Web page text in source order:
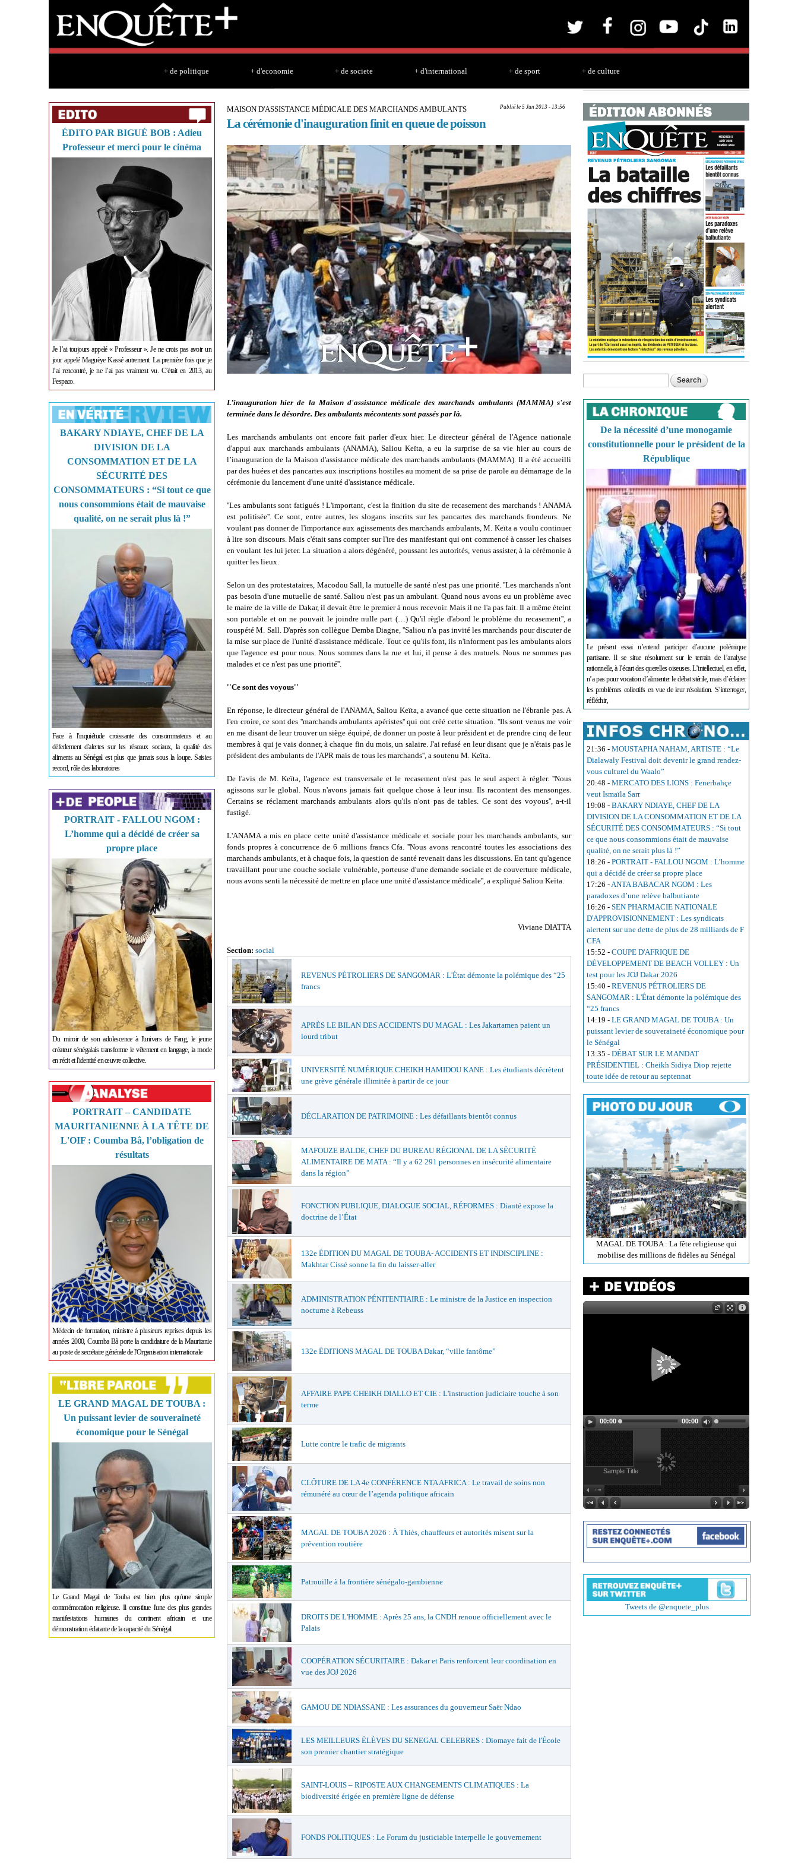
+ de politique + d'economie + de societe + d'international + de sport + de culture
ÉDITO PAR BIGUÉ BOB : Adieu
Professeur et merci pour le cinéma
Je l’ai toujours appelé « Professeur ». Je ne crois pas avoir un
jour appelé Maguèye Kassé autrement. La première fois que je
l’ai rencontré, je ne l’ai pas vraiment vu. C’était en 2013, au
Fespaco.
BAKARY NDIAYE, CHEF DE LA
DIVISION DE LA
CONSOMMATION ET DE LA
SÉCURITÉ DES
CONSOMMATEURS : “Si tout ce que
nous consommions était de mauvaise
qualité, on ne serait plus là !”
Face à l'inquiétude croissante des consommateurs et au
déferlement d'alertes sur les réseaux sociaux, la qualité des
aliments au Sénégal est plus que jamais sous la loupe. Saisies
record, rôle des laboratoires
PORTRAIT - FALLOU NGOM :
L’homme qui a décidé de créer sa
propre place
Du miroir de son adolescence à l'univers de Fang, le jeune
créateur sénégalais transforme le vêtement en langage, la mode
en récit et l'identité en œuvre collective.
PORTRAIT – CANDIDATE
MAURITANIENNE À LA TÊTE DE
L'OIF : Coumba Bâ, l’obligation de
résultats
Médecin de formation, ministre à plusieurs reprises depuis les
années 2000, Coumba Bâ porte la candidature de la Mauritanie
au poste de secrétaire générale de l'Organisation internationale
LE GRAND MAGAL DE TOUBA :
Un puissant levier de souveraineté
économique pour le Sénégal
Le Grand Magal de Touba est bien plus qu'une simple
commémoration religieuse. Il constitue l'une des plus grandes
manifestations humaines du continent africain et une
démonstration éclatante de la capacité du Sénégal
Publié le 5 Jun 2013 - 13:56
MAISON D'ASSISTANCE MÉDICALE DES MARCHANDS AMBULANTS
La cérémonie d'inauguration finit en queue de poisson
L’inauguration hier de la Maison d'assistance médicale des marchands ambulants (MAMMA) s'est
terminée dans le désordre. Des ambulants mécontents sont passés par là.
Les marchands ambulants ont encore fait parler d'eux hier. Le directeur général de l'Agence nationale
d'appui aux marchands ambulants (ANAMA), Saliou Keïta, a eu la surprise de sa vie hier au cours de
l’inauguration de la Maison d'assistance médicale des marchands ambulants (MAMMA). Il a été accueilli
par des huées et des pancartes aux inscriptions hostiles au moment de sa prise de parole au démarrage de la
cérémonie du lancement d'une unité d'assistance médicale.
''Les ambulants sont fatigués ! L'important, c'est la finition du site de recasement des marchands ! ANAMA
est politisée''. Ce sont, entre autres, les slogans inscrits sur les pancartes des marchands frondeurs. Ne
voulant pas donner de l'importance aux agissements des marchands ambulants, M. Keïta a voulu continuer
à lire son discours. Mais c'était sans compter sur l'ire des manifestant qui ont commencé à casser les chaises
en voulant les lui jeter. La situation a alors dégénéré, poussant les autorités, venus assister, à la cérémonie à
quitter les lieux.
Selon un des protestataires, Macodou Sall, la mutuelle de santé n'est pas une priorité. ''Les marchands n'ont
pas besoin d'une mutuelle de santé. Saliou n'est pas un ambulant. Quand nous avons eu un problème avec
le maire de la ville de Dakar, il devait être le premier à nous recevoir. Mais il ne l'a pas fait. Il a même éteint
son portable et on ne pouvait le joindre nulle part (…) Qu'il règle d'abord le problème du recasement'', a
rouspété M. Sall. D'après son collègue Demba Diagne, ''Saliou n'a pas invité les marchands pour discuter de
la mise sur place de l'unité d'assistance médicale. Tout ce qu'ils font, ils n'informent pas les ambulants alors
que l'agence est pour nous. Nous sommes dans la rue et lui, il pense à des mutuels. Nous ne sommes pas
malades et ce n'est pas une priorité''.
''Ce sont des voyous''
En réponse, le directeur général de l'ANAMA, Saliou Keïta, a avancé que cette situation ne l'ébranle pas. A
l'en croire, ce sont des ''marchands ambulants apéristes'' qui ont créé cette situation. ''Ils sont venus me voir
en me disant de leur trouver un siège équipé, de donner un poste à leur président et de prendre cinq de leur
membres à qui je vais donner, à chaque fin du mois, un salaire. J'ai refusé en leur disant que je n'étais pas le
président des ambulants de l'APR mais de tous les marchands'', a soutenu M. Keïta.
De l'avis de M. Keïta, l'agence est transversale et le recasement n'est pas le seul aspect à régler. ''Nous
agissons sur le global. Nous n'avons jamais fait quelque chose à leur insu. Ils racontent des mensonges.
Certains se réclament marchands ambulants alors qu'ils n'ont pas de tables. Ce sont des voyous'', a-t-il
fustigé.
L'ANAMA a mis en place cette unité d'assistance médicale et sociale pour les marchands ambulants, sur
fonds propres à concurrence de 6 millions francs Cfa. ''Nous avons rencontré toutes les associations des
marchands ambulants, et à chaque fois, la question de santé revenait dans les discussions. En tant qu'agence
travaillant pour une couche sociale vulnérable, porteuse d'une demande sociale et de couverture médicale,
nous avons senti la nécessité de mettre en place une unité d'assistance médicale'', a expliqué Saliou Keïta.
Viviane DIATTA
Section: social
REVENUS PÉTROLIERS DE SANGOMAR : L'État démonte la polémique des “25
francs
APRÈS LE BILAN DES ACCIDENTS DU MAGAL : Les Jakartamen paient un
lourd tribut
UNIVERSITÉ NUMÉRIQUE CHEIKH HAMIDOU KANE : Les étudiants décrètent
une grève générale illimitée à partir de ce jour
DÉCLARATION DE PATRIMOINE : Les défaillants bientôt connus
MAFOUZE BALDE, CHEF DU BUREAU RÉGIONAL DE LA SÉCURITÉ
ALIMENTAIRE DE MATA : “Il y a 62 291 personnes en insécurité alimentaire
dans la région”
FONCTION PUBLIQUE, DIALOGUE SOCIAL, RÉFORMES : Dianté expose la
doctrine de l’État
132e ÉDITION DU MAGAL DE TOUBA- ACCIDENTS ET INDISCIPLINE :
Makhtar Cissé sonne la fin du laisser-aller
ADMINISTRATION PÉNITENTIAIRE : Le ministre de la Justice en inspection
nocturne à Rebeuss
132e ÉDITIONS MAGAL DE TOUBA Dakar, “ville fantôme”
AFFAIRE PAPE CHEIKH DIALLO ET CIE : L'instruction judiciaire touche à son
terme
Lutte contre le trafic de migrants
CLÔTURE DE LA 4e CONFÉRENCE NTA AFRICA : Le travail de soins non
rémunéré au cœur de l’agenda politique africain
MAGAL DE TOUBA 2026 : À Thiès, chauffeurs et autorités misent sur la
prévention routière
Patrouille à la frontière sénégalo-gambienne
DROITS DE L'HOMME : Après 25 ans, la CNDH renoue officiellement avec le
Palais
COOPÉRATION SÉCURITAIRE : Dakar et Paris renforcent leur coordination en
vue des JOJ 2026
GAMOU DE NDIASSANE : Les assurances du gouverneur Saër Ndao
LES MEILLEURS ÉLÈVES DU SENEGAL CELEBRES : Diomaye fait de l'École
son premier chantier stratégique
SAINT-LOUIS – RIPOSTE AUX CHANGEMENTS CLIMATIQUES : La
biodiversité érigée en première ligne de défense
FONDS POLITIQUES : Le Forum du justiciable interpelle le gouvernement
Search form
De la nécessité d’une monogamie
constitutionnelle pour le président de la
République
Le présent essai n’entend participer d’aucune polémique
partisane. Il se situe résolument sur le terrain de l’analyse
rationnelle, à l’écart des querelles oiseuses. L’intellectuel, en effet,
n’a pas pour vocation d’alimenter le débat stérile, mais d’éclairer
les problèmes collectifs en vue de leur résolution. S’interroger,
réfléchir,
21:36 - MOUSTAPHA NAHAM, ARTISTE : “Le
Dialawaly Festival doit devenir le grand rendez-
vous culturel du Waalo”
20:48 - MERCATO DES LIONS : Fenerbahçe
veut Ismaïla Sarr
19:08 - BAKARY NDIAYE, CHEF DE LA
DIVISION DE LA CONSOMMATION ET DE LA
SÉCURITÉ DES CONSOMMATEURS : “Si tout
ce que nous consommions était de mauvaise
qualité, on ne serait plus là !”
18:26 - PORTRAIT - FALLOU NGOM : L’homme
qui a décidé de créer sa propre place
17:26 -ANTA BABACAR NGOM : Les
paradoxes d’une relève balbutiante
16:26 - SEN PHARMACIE NATIONALE
D'APPROVISIONNEMENT : Les syndicats
alertent sur une dette de plus de 28 milliards de F
CFA
15:52 - COUPE D'AFRIQUE DE
DÉVELOPPEMENT DE BEACH VOLLEY : Un
test pour les JOJ Dakar 2026
15:40 - REVENUS PÉTROLIERS DE
SANGOMAR : L'État démonte la polémique des
“25 francs
14:19 - LE GRAND MAGAL DE TOUBA : Un
puissant levier de souveraineté économique pour
le Sénégal
13:35 - DÉBAT SUR LE MANDAT
PRÉSIDENTIEL : Cheikh Sidiya Diop rejette
toute idée de retour au septennat
MAGAL DE TOUBA : La fête religieuse qui
mobilise des millions de fidèles au Sénégal
00:00 00:00
Sample Title
Tweets de @enquete_plus